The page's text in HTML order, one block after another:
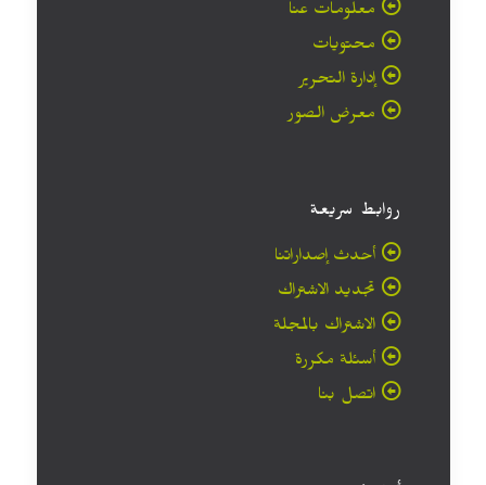
معلومات عنا
محتويات
إدارة التحرير
معرض الصور
روابط سريعة
أحدث إصداراتنا
تجديد الاشتراك
الاشتراك بالمجلة
أسئلة مكررة
اتصل بنا